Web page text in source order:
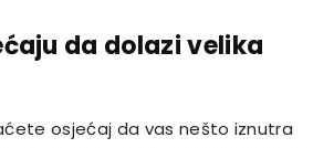
da dolazi velika
osjećaj da vas nešto iznutra